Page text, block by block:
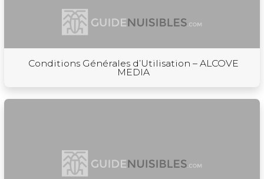
Conditions Générales d’Utilisation – ALCOVE
MEDIA